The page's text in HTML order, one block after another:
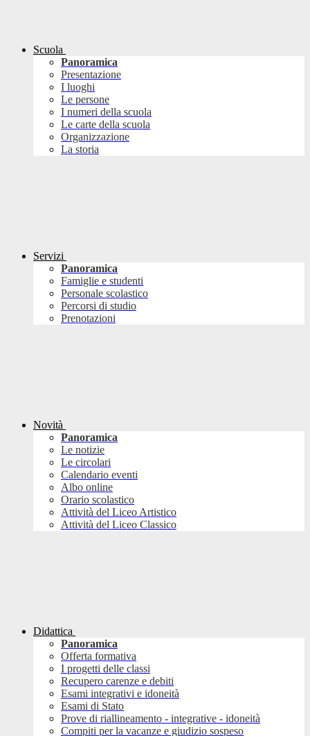
Scuola
Panoramica
Presentazione
I luoghi
Le persone
I numeri della scuola
Le carte della scuola
Organizzazione
La storia
Servizi
Panoramica
Famiglie e studenti
Personale scolastico
Percorsi di studio
Prenotazioni
Novità
Panoramica
Le notizie
Le circolari
Calendario eventi
Albo online
Orario scolastico
Attività del Liceo Artistico
Attività del Liceo Classico
Didattica
Panoramica
Offerta formativa
I progetti delle classi
Recupero carenze e debiti
Esami integrativi e idoneità
Esami di Stato
Prove di riallineamento - integrative - idoneità
Compiti per la vacanze e giudizio sospeso